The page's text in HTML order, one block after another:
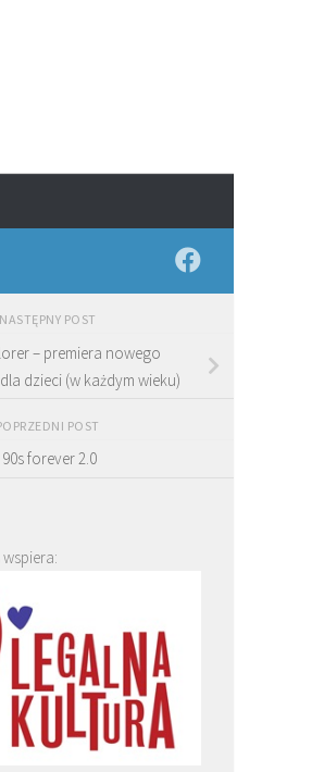
NASTĘPNY POST
– premiera nowego
dzieci (w każdym wieku)
POST
90s forever 2.0